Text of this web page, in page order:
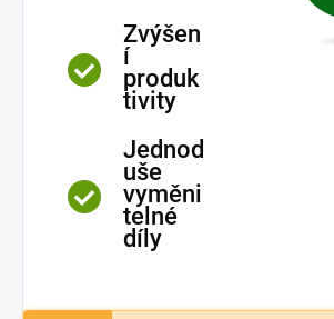
Zvýšen
í
produk
tivity
Jednod
uše
vyměni
telné
díly